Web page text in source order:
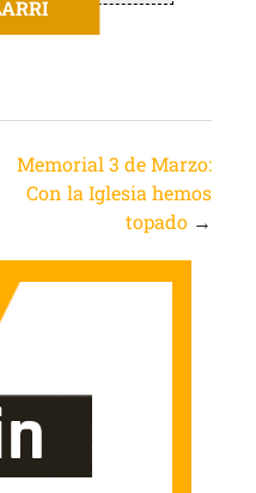
Memorial 3 de Marzo:
Con la Iglesia hemos
topado →